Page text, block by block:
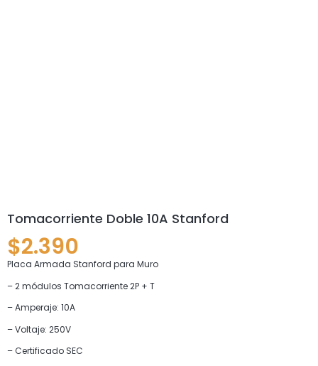
Tomacorriente Doble 10A Stanford
$2.390
Placa Armada Stanford para Muro
– 2 módulos Tomacorriente 2P + T
– Amperaje: 10A
– Voltaje: 250V
– Certificado SEC